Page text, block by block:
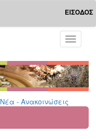
ΕΙΣΟΔΟΣ
Toggle
Νέα - Ανακοινώσεις